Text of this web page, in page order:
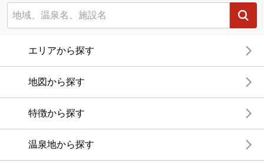
エリアから探す
地図から探す
特徴から探す
温泉地から探す